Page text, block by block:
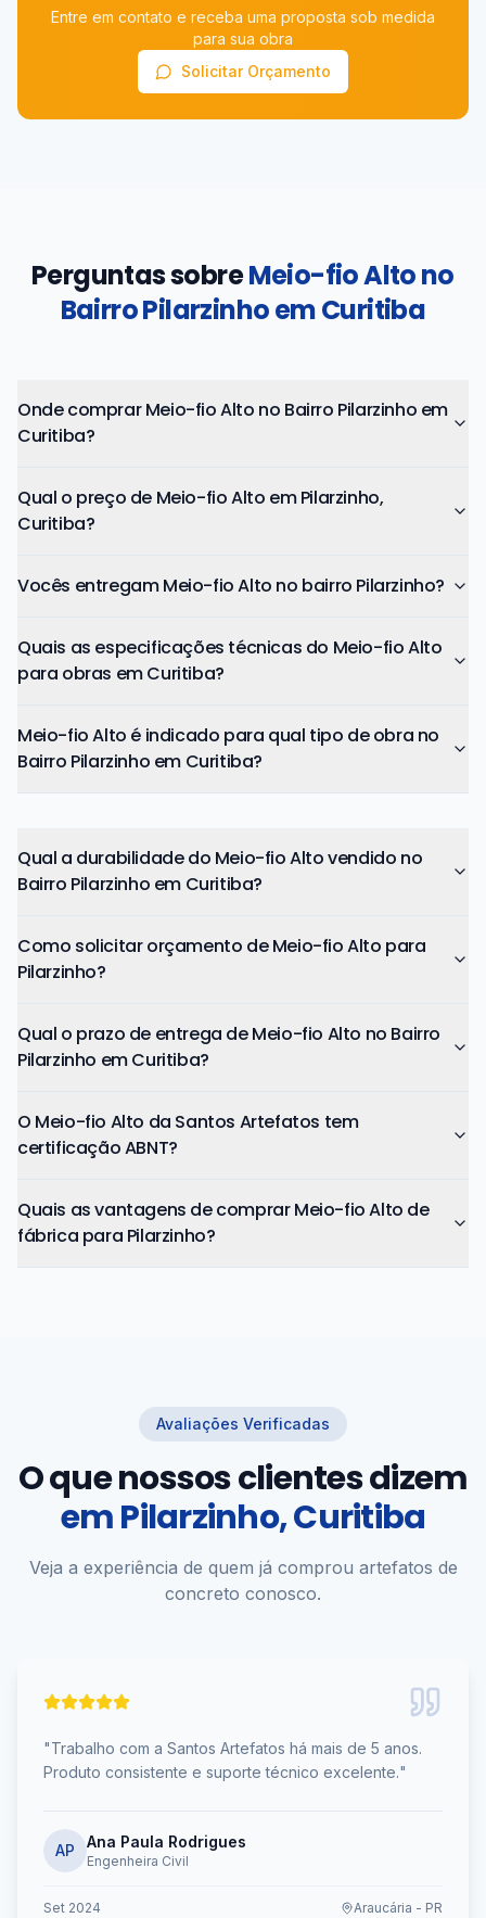
Entre em contato e receba uma proposta sob medida
para sua obra
Solicitar Orçamento
Perguntas sobreMeio-fio Alto no
Bairro Pilarzinho em Curitiba
Onde comprar Meio-fio Alto no Bairro Pilarzinho em
Curitiba?
Qual o preço de Meio-fio Alto em Pilarzinho,
Curitiba?
Vocês entregam Meio-fio Alto no bairro Pilarzinho?
Quais as especificações técnicas do Meio-fio Alto
para obras em Curitiba?
Meio-fio Alto é indicado para qual tipo de obra no
Bairro Pilarzinho em Curitiba?
Qual a durabilidade do Meio-fio Alto vendido no
Bairro Pilarzinho em Curitiba?
Como solicitar orçamento de Meio-fio Alto para
Pilarzinho?
Qual o prazo de entrega de Meio-fio Alto no Bairro
Pilarzinho em Curitiba?
O Meio-fio Alto da Santos Artefatos tem
certificação ABNT?
Quais as vantagens de comprar Meio-fio Alto de
fábrica para Pilarzinho?
Avaliações Verificadas
O que nossos clientes dizem
emPilarzinho, Curitiba
Veja a experiência de quem já comprou artefatos de
concreto conosco.
"Trabalho com a Santos Artefatos há mais de 5 anos.
Produto consistente e suporte técnico excelente."
AP Ana Paula Rodrigues
Engenheira Civil
Set 2024 Araucária - PR